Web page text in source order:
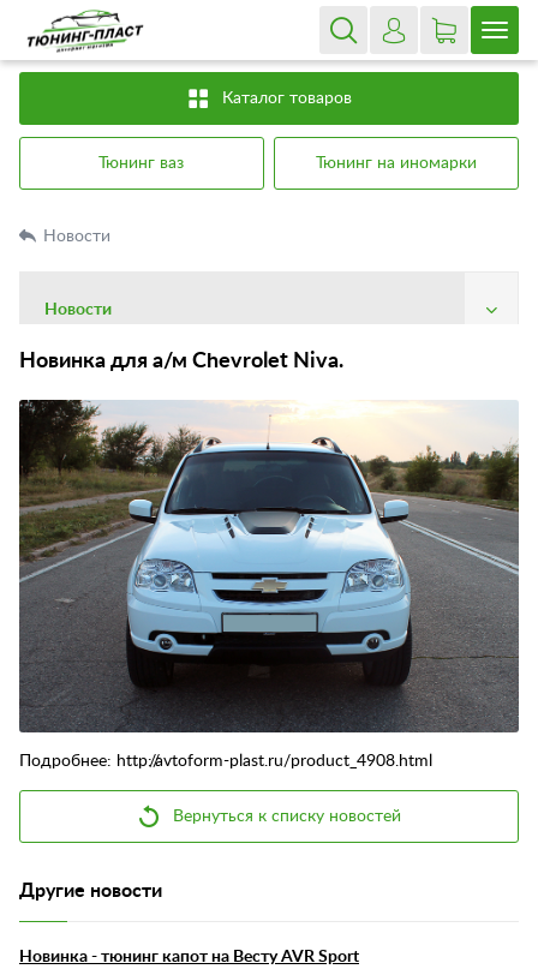
Каталог товаров
Тюнинг ваз Тюнинг на иномарки
Новости
Новости
Доставка
Оплата
Гарантия
Контакты
Отзывы
Новинка для а/м Chevrolet Niva.
Подробнее: http://avtoform-plast.ru/product_4908.html
Вернуться к списку новостей
Другие новости
Новинка - тюнинг капот на Весту AVR Sport